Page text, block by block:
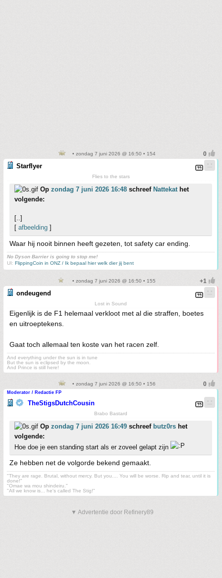
• zondag 7 juni 2026 @ 16:50 • 154
Starflyer
Flies to the stars
Op zondag 7 juni 2026 16:48 schreef Nattekathet
volgende:
[..]
[ afbeelding ]
Waar hij nooit binnen heeft gezeten, tot safety car ending.
No Dyson Barrier is going to stop me!
UI: FlippingCoin in ONZ / Ik bepaal hier welk dier jij bent
• zondag 7 juni 2026 @ 16:50 • 155
ondeugend
Lost in Sound
Eigenlijk is de F1 helemaal verkloot met al die straffen, boetes
en uitroeptekens.
Gaat toch allemaal ten koste van het racen zelf.
And everything under the sun is in tune
But the sun is eclipsed by the moon.
And Prince is still here!
• zondag 7 juni 2026 @ 16:50 • 156
Moderator / Redactie FP
TheStigsDutchCousin
Brabo Bastard
Op zondag 7 juni 2026 16:49 schreef butz0rs het
volgende:
Hoe doe je een standing start als er zoveel gelapt zijn
Ze hebben net de volgorde bekend gemaakt.
"They are rage. Brutal, without mercy. But you.... You will be worse. Rip and tear, until it is
done!"
"Omae wa mou shindeiru."
"All we know is... he's called The Stig!"
▼ Advertentie door Refinery89